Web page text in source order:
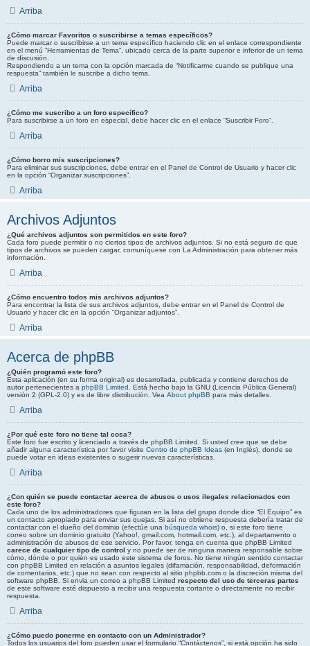
Arriba
¿Cómo marcar Favoritos o suscribirse a temas específicos?
Puede marcar o suscribirse a un tema específico haciendo clic en el enlace correspondiente
en el menú “Herramientas de Tema”, ubicado cerca de la parte superior e inferior de un tema
de discusión.
Respondiendo a un tema con la opción marcada de “Notificarme cuando se publique una
respuesta” también le suscribe a dicho tema.
Arriba
¿Cómo me suscribo a un foro específico?
Para suscribirse a un foro en especial, debe hacer clic en el enlace “Suscribir Foro”.
Arriba
¿Cómo borro mis suscripciones?
Para eliminar sus suscripciones, debe entrar en el Panel de Control de Usuario y hacer clic
en la opción “Organizar suscripciones”.
Arriba
Archivos Adjuntos
¿Qué archivos adjuntos son permitidos en este foro?
Cada foro puede permitir o no ciertos tipos de archivos adjuntos. Si no está seguro de que
tipos de archivos se pueden cargar, comuníquese con La Administración para obtener más
información.
Arriba
¿Cómo encuentro todos mis archivos adjuntos?
Para encontrar la lista de sus archivos adjuntos, debe entrar en el Panel de Control de
Usuario y hacer clic en la opción “Organizar adjuntos”.
Arriba
Acerca de phpBB
¿Quién programó este foro?
Esta aplicación (en su forma original) es desarrollada, publicada y contiene derechos de
autor pertenecientes a phpBB Limited . Está hecho bajo la GNU (Licencia Pública General)
versión 2 (GPL-2.0) y es de libre distribución. Vea About phpBB para más detalles.
Arriba
¿Por qué este foro no tiene tal cosa?
Este foro fue escrito y licenciado a través de phpBB Limited. Si usted cree que se debe
añadir alguna característica por favor visite Centro de phpBB Ideas (en Inglés), donde se
puede votar en ideas existentes o sugerir nuevas características.
Arriba
¿Con quién se puede contactar acerca de abusos o usos ilegales relacionados con
este foro?
Cada uno de los administradores que figuran en la lista del grupo donde dice “El Equipo” es
un contacto apropiado para enviar sus quejas. Si así no obtiene respuesta debería tratar de
contactar con el dueño del dominio (efectúe una búsqueda whois) o, si este foro tiene
correo sobre un dominio gratuito (Yahoo!, gmail.com, hotmail.com, etc.), al departamento o
administración de abusos de ese servicio. Por favor, tenga en cuenta que phpBB Limited
carece de cualquier tipo de control y no puede ser de ninguna manera responsable sobre
cómo, dónde o por quién es usado este sistema de foros. No tiene ningún sentido contactar
con phpBB Limited en relación a asuntos legales (difamación, responsabilidad, deformación
de comentarios, etc.) que no sean con respecto al sitio phpbb.com o la discreción misma del
software phpBB. Si envia un correo a phpBB Limited respecto del uso de terceras partes
de este software esté dispuesto a recibir una respuesta cortante o directamente no recibir
respuesta.
Arriba
¿Cómo puedo ponerme en contacto con un Administrador?
Todos los usuarios del foro pueden usar el formulario “Contáctenos”, si está opción ha sido